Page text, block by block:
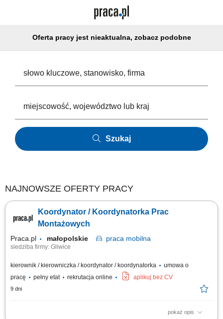
Oferta pracy jest nieaktualna, zobacz podobne
Szukaj
NAJNOWSZE OFERTY PRACY
Koordynator / Koordynatorka Prac
Montażowych
Praca.pl małopolskie praca mobilna
siedziba firmy: Gliwice
kierownik / kierowniczka / koordynator / koordynatorka
umowa o
pracę
pełny etat rekrutacja online aplikuj bez CV
9 dni
pokaż opis